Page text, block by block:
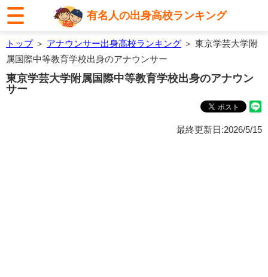
有名人の出身高校ランキング
トップ＞ アナウンサー出身高校ランキング ＞ 東京学芸大学附
属国際中等教育学校出身のアナウンサー
東京学芸大学附属国際中等教育学校出身のアナウン
サー
最終更新日:2026/5/15